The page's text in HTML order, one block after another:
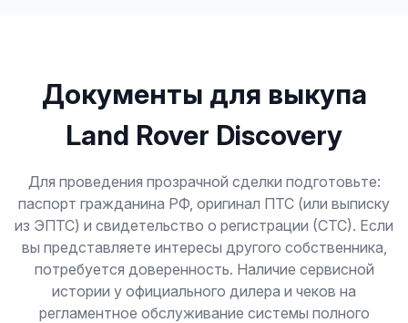
Документы для выкупа
Land Rover Discovery
Для проведения прозрачной сделки подготовьте:
паспорт гражданина РФ, оригинал ПТС (или выписку
из ЭПТС) и свидетельство о регистрации (СТС). Если
вы представляете интересы другого собственника,
потребуется доверенность. Наличие сервисной
истории у официального дилера и чеков на
регламентное обслуживание системы полного